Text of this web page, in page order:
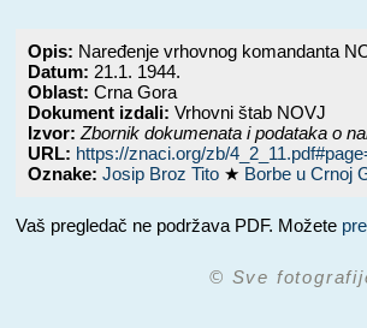
Opis: Naređenje vrhovnog komandanta
Datum: 21.1. 1944.
Oblast: Crna Gora
Dokument izdali: Vrhovni štab NOVJ
Izvor: Zbornik dokumenata i podataka o
URL: https://znaci.org/zb/
Oznake:Josip Broz Tito ★ Borbe u Crnoj
Vaš pregledač ne podržava PDF. Možete
© Sve